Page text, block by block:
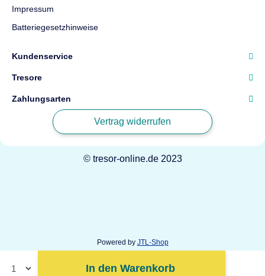
In den Warenkorb
Impressum
Batteriegesetzhinweise
Kundenservice
Tresore
Zahlungsarten
Vertrag widerrufen
© tresor-online.de 2023
Powered by JTL-Shop